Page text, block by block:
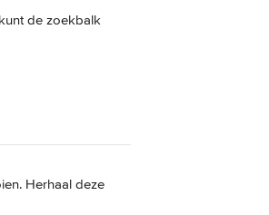
de zoekbalk
Herhaal deze